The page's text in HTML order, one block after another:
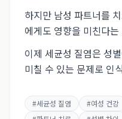
하지만 남성 파트너를
에게도 영향을 미친다
이제 세균성 질염은 성
미칠 수 있는 문제로 인
#세균성 질염 #여성 건강